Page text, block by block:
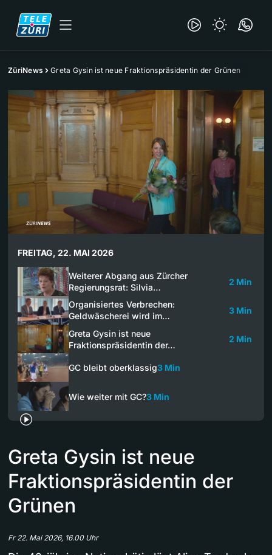
ZüriNews Greta Gysin ist neue Fraktionspräsidentin der Grünen
FREITAG, 22. MAI 2026
Weiterer Abgang aus Zürcher
Regierungsrat: Silvia…
2 Min
Organisiertes Verbrechen:
Geldwäscherei wird im…
3 Min
Greta Gysin ist neue
Fraktionspräsidentin der…
2 Min
GC bleibt oberklassig3 Min
Wie weiter mit GC?3 Min
Greta Gysin ist neue
Fraktionspräsidentin der
Grünen
Fr 22. Mai 2026, 16.00 Uhr